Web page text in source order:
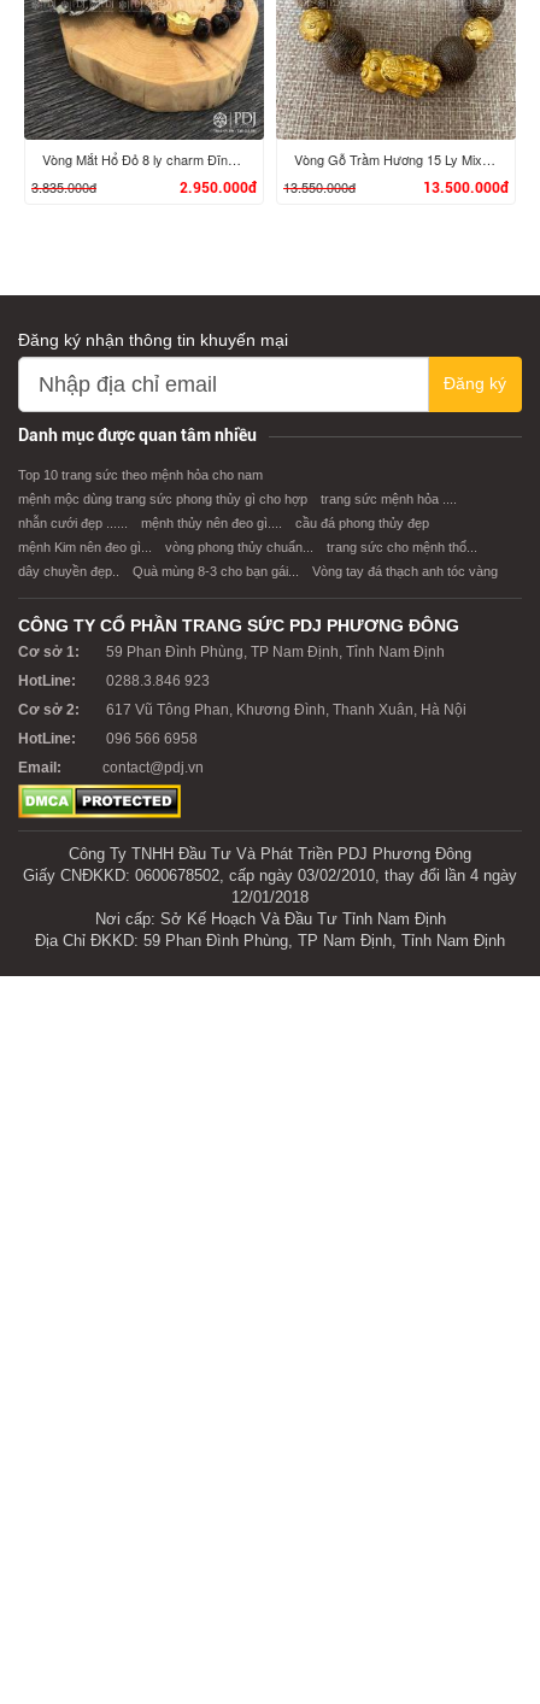
XEM CHI TIẾT XEM CHI TIẾT
XEM CHI TIẾT
Vòng Mắt Hổ Đỏ 8 ly charm Đĩnh Vàng 24K
3.835.000đ
2.950.000đ
XEM CHI TIẾT
Vòng Gỗ Trầm Hương 15 Ly Mix Charm Tỳ Hưu, Bi Chú Bình An Vàng 24K
13.550.000đ
13.500.000đ
Đăng ký nhận thông tin khuyến mại
Đăng ký
Danh mục được quan tâm nhiều
Top 10 trang sức theo mệnh hỏa cho nam
mệnh mộc dùng trang sức phong thủy gì cho hợp
trang sức mệnh hỏa ....
nhẫn cưới đẹp ......
mệnh thủy nên đeo gì....
cầu đá phong thủy đẹp
mệnh Kim nên đeo gì...
vòng phong thủy chuẩn...
trang sức cho mệnh thổ...
dây chuyền đẹp..
Quà mùng 8-3 cho bạn gái... Vòng tay đá thạch anh tóc vàng
CÔNG TY CỔ PHẦN TRANG SỨC PDJ PHƯƠNG ĐÔNG
Cơ sở 1:
59 Phan Đình Phùng, TP Nam Định, Tỉnh Nam Định
HotLine:
0288.3.846 923
Cơ sở 2:
617 Vũ Tông Phan, Khương Đình, Thanh Xuân, Hà Nội
HotLine:
096 566 6958
Email:
contact@pdj.vn
Công Ty TNHH Đầu Tư Và Phát Triền PDJ Phương Đông
Giấy CNĐKKD: 0600678502, cấp ngày 03/02/2010, thay đổi lần 4 ngày
12/01/2018
Nơi cấp: Sở Kế Hoạch Và Đầu Tư Tỉnh Nam Định
Địa Chỉ ĐKKD: 59 Phan Đình Phùng, TP Nam Định, Tỉnh Nam Định